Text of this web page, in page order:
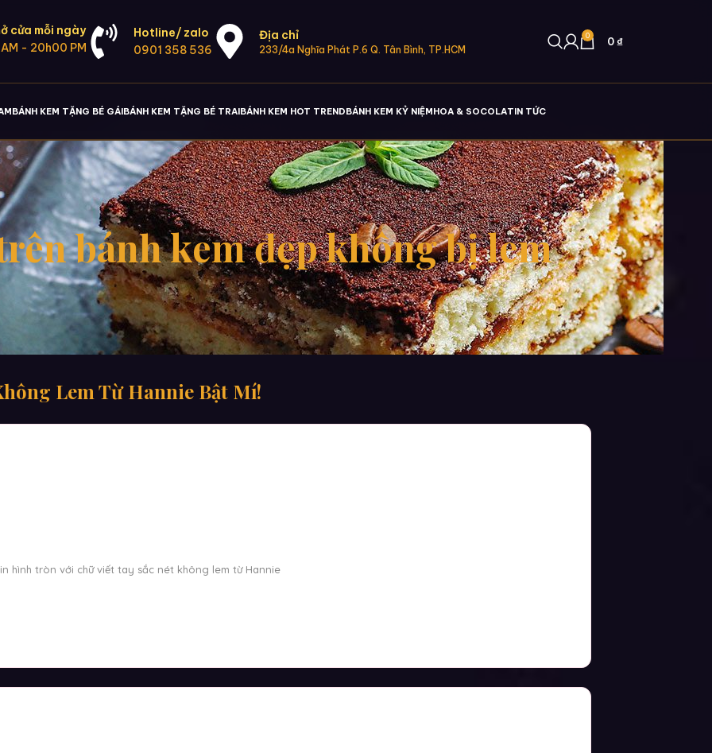
cửa mỗi ngày
- 20h00 PM
Hotline/ zalo
0901 358 536
Địa chỉ
233/4a Nghĩa Phát P.6 Q. Tân Bình, TP.HCM
0 0₫
BÁNH KEM TẶNG BÉ GÁIBÁNH KEM TẶNG BÉ TRAIBÁNH KEM HOT TRENDBÁNH KEM KỶ NIỆMHOA & SOCOLATIN TỨC
bánh kem đẹp không bị lem
Lem Từ Hannie Bật Mí!
hình tròn với chữ viết tay sắc nét không lem từ Hannie